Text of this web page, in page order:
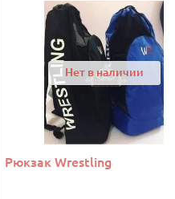
Нет в наличии
Рюкзак Wrestling